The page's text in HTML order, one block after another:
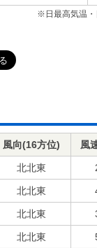
※日最高気温・
風向(16方位) 風
北北東
北北東
北北東
北北東